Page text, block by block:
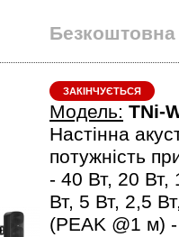
Безкоштовна
ЗАКІНЧУЄТЬСЯ
Модель: TNi-
Настінна
потужність
- 40 Вт, 20 Вт,
Вт, 5 Вт, 2,5
(PEAK @1 м)